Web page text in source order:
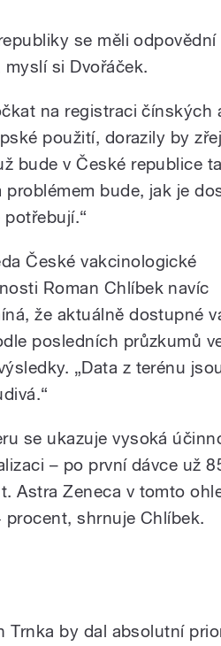
se měli odpovědní
si Dvořáček.
na registraci čínských
použití, dorazily by
bude v České republice
bude, jak je
České vakcinologické
Roman Chlíbek navíc
že aktuálně dostupné
posledních průzkumů
„Data z terénu
se ukazuje vysoká
– po první dávce už
Astra Zeneca v tomto
shrnuje Chlíbek.
Trnka by dal absolutní